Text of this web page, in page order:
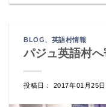
BLOG、 英語村情報
パジュ英語村
投稿日： 2017年01月25日